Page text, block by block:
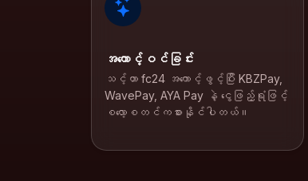
အကောင့်ဝင်ခြင်း
သင့်ဟာ fc24 အကောင့်ဖွင့်ပြီး KBZPay,
WavePay, AYA Pay နဲ့ ငွေဖြည့်ရုံဖြင့်
စလော့စတင်ကစားနိုင်ပါတယ်။